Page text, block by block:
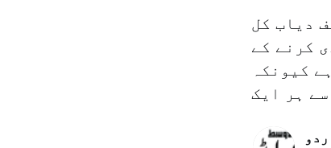
دياب کل
کرنے کے
کیونکہ